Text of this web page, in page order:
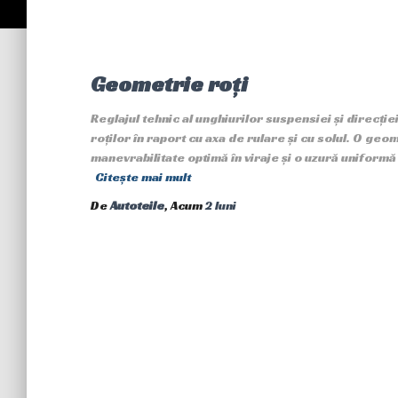
Geometrie roți
Reglajul tehnic al unghiurilor suspensiei și
roților în raport cu axa de rulare și cu solul. O
manevrabilitate optimă în viraje și o uzură
Citește mai mult
DeAutoteile, Acum2 luni